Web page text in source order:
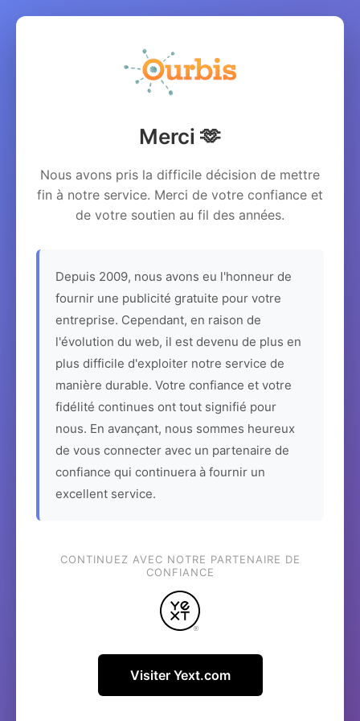
Merci 🫶
Nous avons pris la difficile décision de mettre
fin à notre service. Merci de votre confiance et
de votre soutien au fil des années.
Depuis 2009, nous avons eu l'honneur de
fournir une publicité gratuite pour votre
entreprise. Cependant, en raison de
l'évolution du web, il est devenu de plus en
plus difficile d'exploiter notre service de
manière durable. Votre confiance et votre
fidélité continues ont tout signifié pour
nous. En avançant, nous sommes heureux
de vous connecter avec un partenaire de
confiance qui continuera à fournir un
excellent service.
CONTINUEZ AVEC NOTRE PARTENAIRE DE
CONFIANCE
Visiter Yext.com